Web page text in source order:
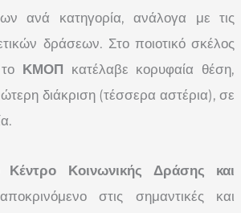
ανά κατηγορία, ανάλογα με τις
δράσεων. Στο ποιοτικό σκέλος
ΚΜΟΠ κατέλαβε κορυφαία θέση,
διάκριση (τέσσερα αστέρια), σε
Κέντρο Κοινωνικής Δράσης και
στις σημαντικές και